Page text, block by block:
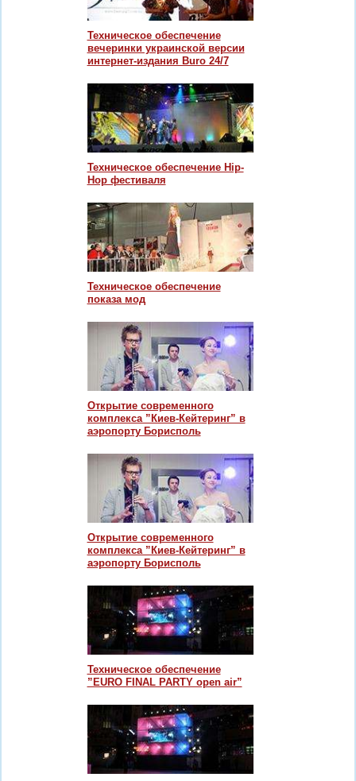
Техническое обеспечение
вечеринки украинской версии
интернет-издания Buro 24/7
Техническое обеспечение Hip-
Hop фестиваля
Техническое обеспечение
показа мод
Открытие современного
комплекса ”Киев-Кейтеринг” в
аэропорту Борисполь
Открытие современного
комплекса ”Киев-Кейтеринг” в
аэропорту Борисполь
Техническое обеспечение
”EURO FINAL PARTY open air”